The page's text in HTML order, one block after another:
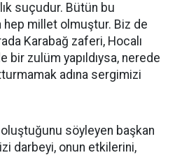
suçudur. Bütün bu
millet olmuştur. Biz de
Karabağ zaferi, Hocalı
bir zulüm yapıldıysa, nerede
adına sergimizi
söyleyen başkan
darbeyi, onun etkilerini,